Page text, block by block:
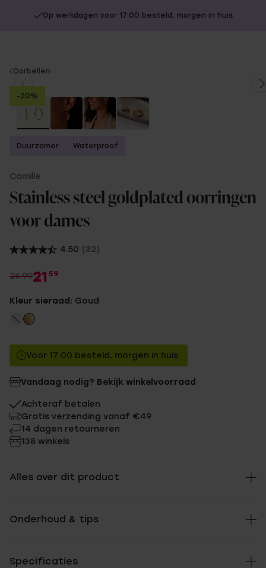
Op werkdagen voor 17:00 besteld, morgen in huis
You
are
here:
Oorbellen
-20%
Duurzamer Waterproof
Camille
Stainless steel goldplated oorringen
voor dames
4.50 (32)
26.9921 59
Kleur sieraad: Goud
Voor 17:00 besteld, morgen in huis
Vandaag nodig? Bekijk winkelvoorraad
Achteraf betalen
Gratis verzending vanaf €49
14 dagen retourneren
138 winkels
Alles over dit product
Onderhoud & tips
Specificaties